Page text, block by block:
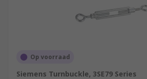
Op voorraad
Siemens Turnbuckle, 3SE79 Series